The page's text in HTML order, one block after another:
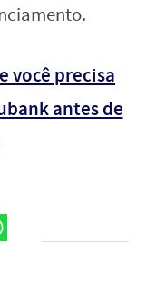
você precisa
antes de